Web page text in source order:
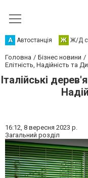
А Автостанція Ж Ж/Д
Головна Бізнес новини
Елітність, Надійність та
Італійські
16:12, 8 вересня 2023 р.
Загальний розділ